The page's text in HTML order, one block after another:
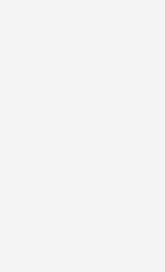
Verglasungen. Hier
im Detail sind und ob die